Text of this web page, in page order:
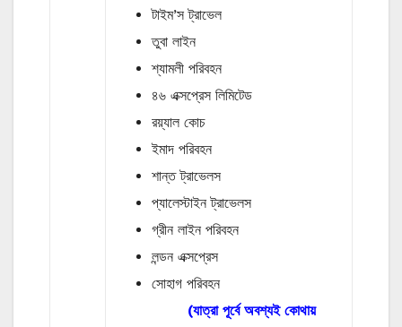
টাইম’স ট্রাভেল
তুবা লাইন
শ্যামলী পরিবহন
৪৬ এক্সপ্রেস লিমিটেড
রয়্যাল কোচ
ইমাদ পরিবহন
শান্ত ট্রাভেলস
প্যালেস্টাইন ট্রাভেলস
গ্রীন লাইন পরিবহন
লন্ডন এক্সপ্রেস
সোহাগ পরিবহন
(যাত্রা পূর্বে অবশ্যই কোথায়